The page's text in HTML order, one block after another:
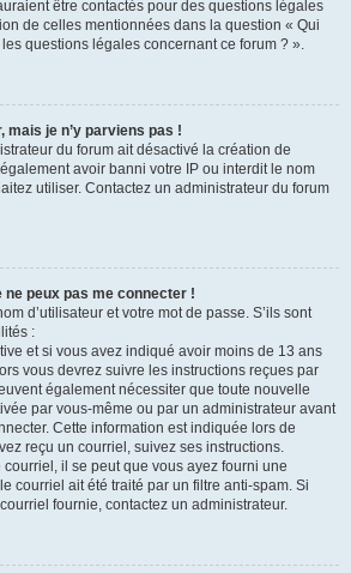
être contactés pour des questions légales
de celles mentionnées dans la question « Qui
questions légales concernant ce forum ? ».
mais je n’y parviens pas !
du forum ait désactivé la création de
avoir banni votre IP ou interdit le nom
utiliser. Contactez un administrateur du forum
peux pas me connecter !
d’utilisateur et votre mot de passe. S’ils sont
:
et si vous avez indiqué avoir moins de 13 ans
vous devrez suivre les instructions reçues par
également nécessiter que toute nouvelle
par vous-même ou par un administrateur avant
Cette information est indiquée lors de
reçu un courriel, suivez ses instructions.
courriel, il se peut que vous ayez fourni une
courriel ait été traité par un filtre anti-spam. Si
fournie, contactez un administrateur.